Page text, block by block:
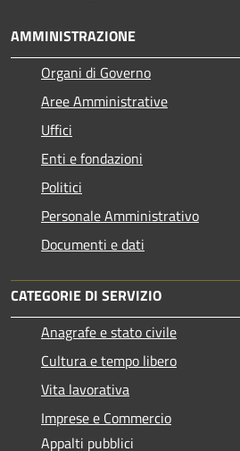
AMMINISTRAZIONE
Organi di Governo
Aree Amministrative
Uffici
Enti e fondazioni
Politici
Personale Amministrativo
Documenti e dati
CATEGORIE DI SERVIZIO
Anagrafe e stato civile
Cultura e tempo libero
Vita lavorativa
Imprese e Commercio
Appalti pubblici